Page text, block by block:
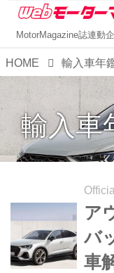
MotorMagazine誌連動
HOME 輸入車年
輸入車
ア
バ
車